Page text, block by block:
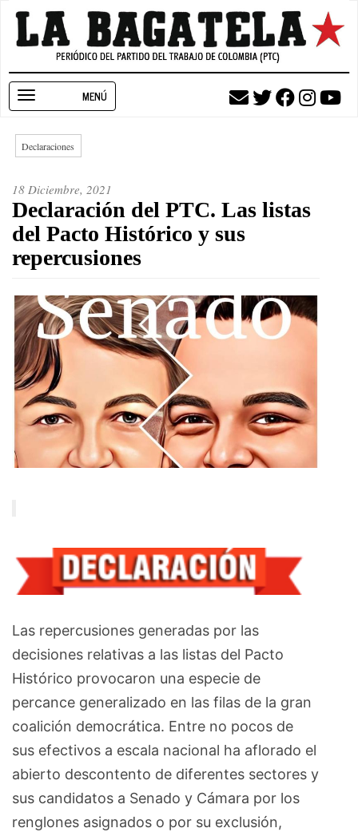
Pasar
contenido
navigation
Declaraciones
18 Diciembre, 2021
Declaración del PTC. Las listas
del Pacto Histórico y sus
repercusiones
Las repercusiones generadas por las
decisiones relativas a las listas del Pacto
Histórico provocaron una especie de
percance generalizado en las filas de la gran
coalición democrática. Entre no pocos de
sus efectivos a escala nacional ha aflorado el
abierto descontento de diferentes sectores y
sus candidatos a Senado y Cámara por los
renglones asignados o por su exclusión,